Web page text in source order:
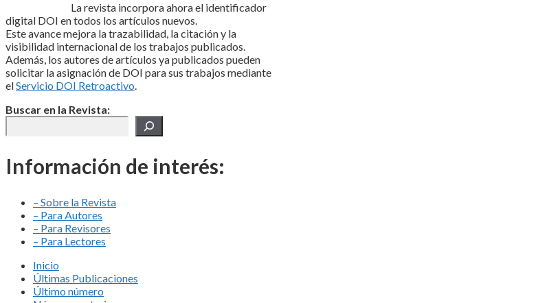
La revista incorpora ahora el identificador
digital DOI en todos los artículos nuevos.
Este avance mejora la trazabilidad, la citación y la
visibilidad internacional de los trabajos publicados.
Además, los autores de artículos ya publicados pueden
solicitar la asignación de DOI para sus trabajos mediante
elServicio DOI Retroactivo.
Buscar en la Revista:
Información de interés:
– Sobre la Revista
– Para Autores
– Para Revisores
– Para Lectores
Inicio
Últimas Publicaciones
Último número